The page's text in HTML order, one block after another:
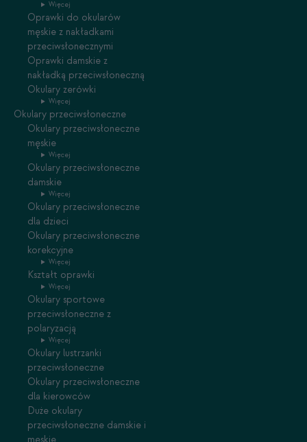
Więcej
Oprawki do okularów
męskie z nakładkami
przeciwsłonecznymi
Oprawki damskie z
nakładką przeciwsłoneczną
Okulary zerówki
Więcej
Okulary przeciwsłoneczne
Okulary przeciwsłoneczne
męskie
Więcej
Okulary przeciwsłoneczne
damskie
Więcej
Okulary przeciwsłoneczne
dla dzieci
Okulary przeciwsłoneczne
korekcyjne
Więcej
Kształt oprawki
Więcej
Okulary sportowe
przeciwsłoneczne z
polaryzacją
Więcej
Okulary lustrzanki
przeciwsłoneczne
Okulary przeciwsłoneczne
dla kierowców
Duże okulary
przeciwsłoneczne damskie i